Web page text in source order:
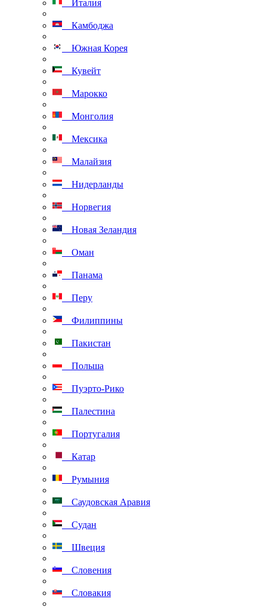
Италия
Камбоджа
Южная Корея
Кувейт
Марокко
Монголия
Мексика
Малайзия
Нидерланды
Норвегия
Новая Зеландия
Оман
Панама
Перу
Филиппины
Пакистан
Польша
Пуэрто-Рико
Палестина
Португалия
Катар
Румыния
Саудовская Аравия
Судан
Швеция
Словения
Словакия